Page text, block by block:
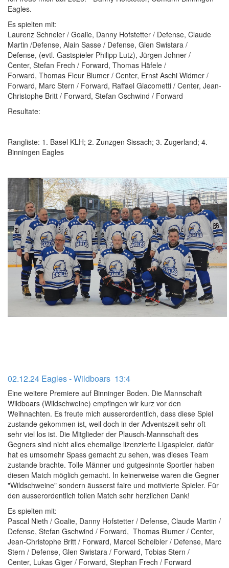
Eagles.
Es spielten mit:
Laurenz Schneier / Goalie, Danny Hofstetter / Defense, Claude
Martin /Defense, Alain Sasse / Defense, Glen Swistara /
Defense, (evtl. Gastspieler Philipp Lutz), Jürgen Johner /
Center, Stefan Frech / Forward, Thomas Häfele /
Forward, Thomas Fleur Blumer / Center, Ernst Aschi Widmer /
Forward, Marc Stern / Forward, Raffael Giacometti / Center, Jean-
Christophe Britt / Forward, Stefan Gschwind / Forward
Resultate:
Rangliste: 1. Basel KLH; 2. Zunzgen Sissach; 3. Zugerland; 4.
Binningen Eagles
02.12.24 Eagles - Wildboars 13:4
Eine weitere Premiere auf Binninger Boden. Die Mannschaft
Wildboars (Wildschweine) empfingen wir kurz vor den
Weihnachten. Es freute mich ausserordentlich, dass diese Spiel
zustande gekommen ist, weil doch in der Adventszeit sehr oft
sehr viel los ist. Die Mitglieder der Plausch-Mannschaft des
Gegners sind nicht alles ehemalige lizenzierte Ligaspieler, dafür
hat es umsomehr Spass gemacht zu sehen, was dieses Team
zustande brachte. Tolle Männer und gutgesinnte Sportler haben
diesen Match möglich gemacht. In keinerweise waren die Gegner
"Wildschweine" sondern äusserst faire und motivierte Spieler. Für
den ausserordentlich tollen Match sehr herzlichen Dank!
Es spielten mit:
Pascal Nieth / Goalie, Danny Hofstetter / Defense, Claude Martin /
Defense, Stefan Gschwind / Forward, Thomas Blumer / Center,
Jean-Christophe Britt / Forward, Marcel Scheibler / Defense, Marc
Stern / Defense, Glen Swistara / Forward, Tobias Stern /
Center, Lukas Giger / Forward, Stephan Frech / Forward